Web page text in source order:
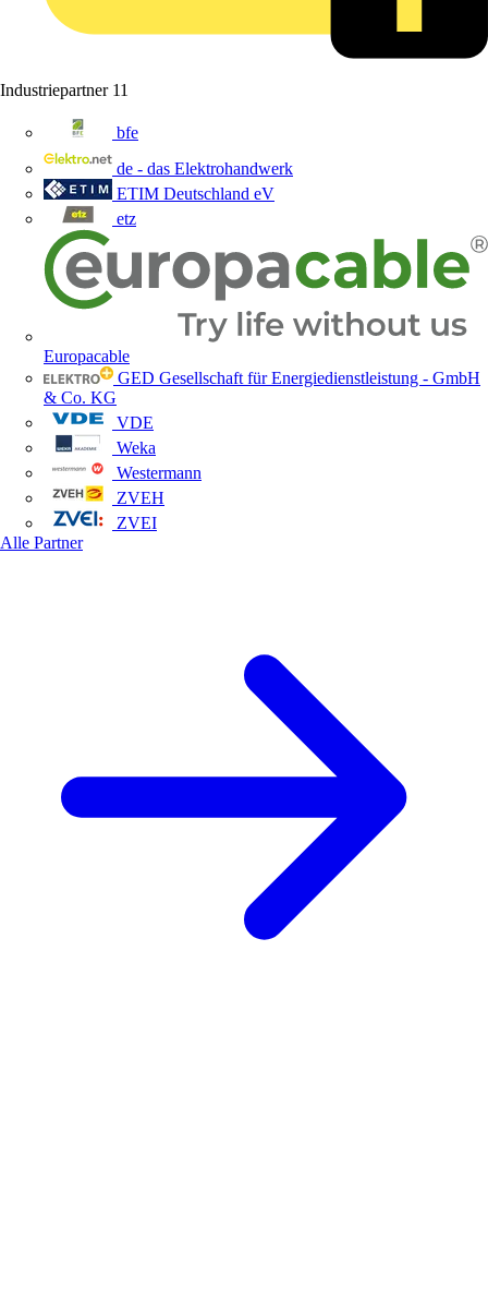
Industriepartner 11
bfe
de - das Elektrohandwerk
ETIM Deutschland eV
etz
Europacable
GED Gesellschaft für Energiedienstleistung - GmbH
& Co. KG
VDE
Weka
Westermann
ZVEH
ZVEI
Alle Partner